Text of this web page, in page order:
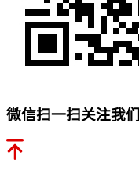
微信扫一扫关注我们